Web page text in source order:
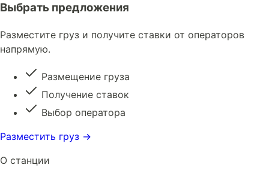
Выбрать предложения
Разместите груз и получите ставки от операторов
напрямую.
Размещение груза
Получение ставок
Выбор оператора
Разместить груз →
О станции